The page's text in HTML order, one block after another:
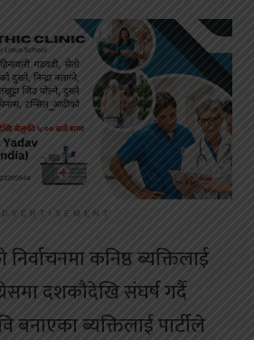
कनिष्ठ ब्यक्तिलाई
दशकौदेखि संघर्ष गर्दै
बनाएका ब्यक्तिलाई पार्टीले